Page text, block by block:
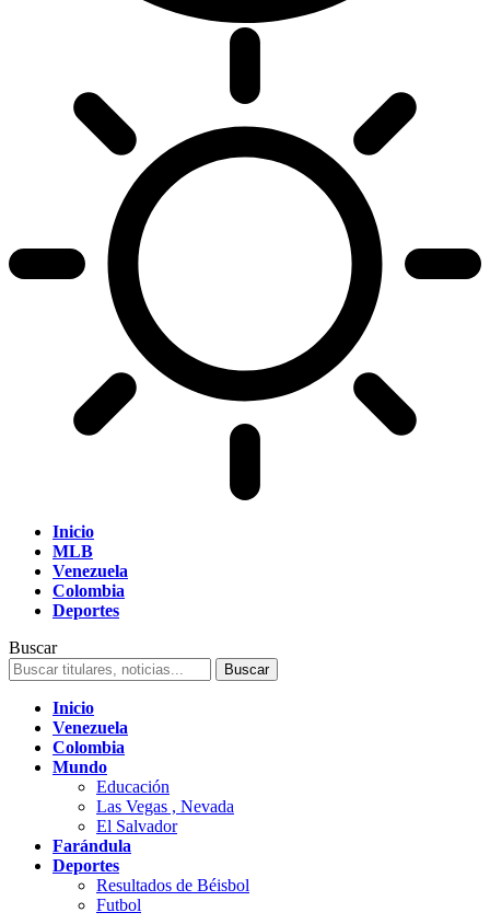
Inicio
MLB
Venezuela
Colombia
Deportes
Buscar
Inicio
Venezuela
Colombia
Mundo
Educación
Las Vegas , Nevada
El Salvador
Farándula
Deportes
Resultados de Béisbol
Futbol